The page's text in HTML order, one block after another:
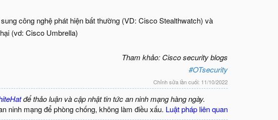
công nghệ phát hiện bất thường (VD: Cisco Stealthwatch) và
(vd: Cisco Umbrella)
Tham khảo: Cisco security blogs
#OTsecurity
Chỉnh sửa lần cuối: 11/10/2022
để thảo luận và cập nhật tin tức an ninh mạng hàng ngày.
ninh mạng để phòng chống, không làm điều xấu. Luật pháp liên quan